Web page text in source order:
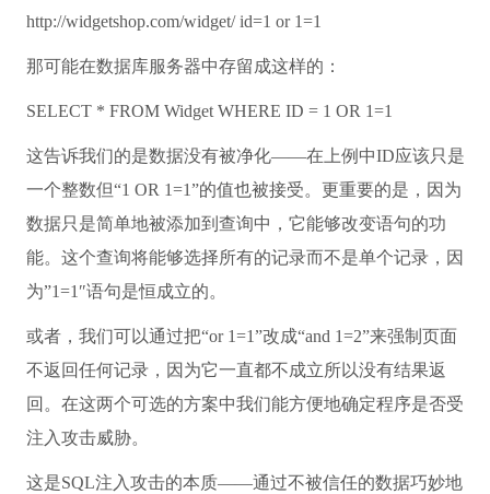
http://widgetshop.com/widget/ id=1 or 1=1
那可能在数据库服务器中存留成这样的：
SELECT* FROMWidget WHERE ID = 1 OR 1=1
这告诉我们的是数据没有被净化——在上例中ID应该只是
一个整数但“1 OR 1=1”的值也被接受。更重要的是，因为
数据只是简单地被添加到查询中，它能够改变语句的功
能。这个查询将能够选择所有的记录而不是单个记录，因
为”1=1″语句是恒成立的。
或者，我们可以通过把“or 1=1”改成“and 1=2”来强制页面
不返回任何记录，因为它一直都不成立所以没有结果返
回。在这两个可选的方案中我们能方便地确定程序是否受
注入攻击威胁。
这是SQL注入攻击的本质——通过不被信任的数据巧妙地